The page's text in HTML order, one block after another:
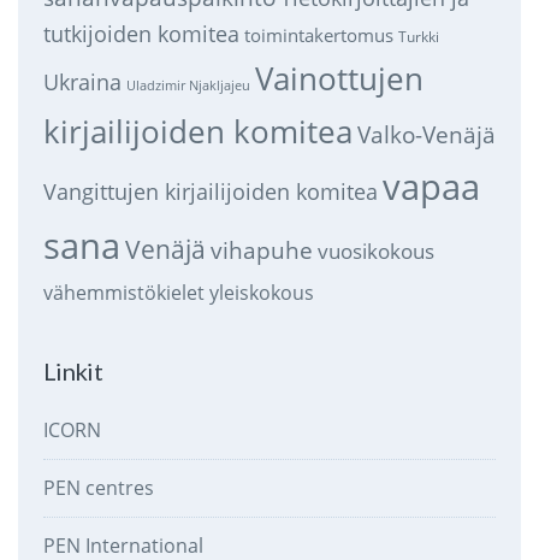
tutkijoiden komitea toimintakertomus Turkki
Ukraina Uladzimir Njakljajeu Vainottujen
kirjailijoiden komitea Valko-Venäjä
Vangittujen kirjailijoiden komitea vapaa
sana Venäjä vihapuhe vuosikokous
vähemmistökieletyleiskokous
Linkit
ICORN
PEN centres
PEN International